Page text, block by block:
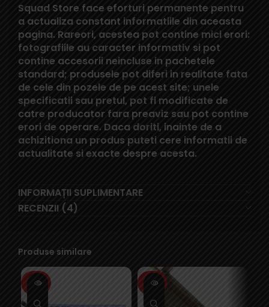
Squad Store face eforturi permanente pentru
a actualiza constant informatiile din aceasta
pagina. Rareori, acestea pot contine mici erori:
fotografiile au caracter informativ si pot
contine accesorii neincluse in pachetele
standard; produsele pot diferi in realitate fata
de cele din pozele de pe acest site; unele
specificatii sau pretul, pot fi modificate de
catre producator fara preaviz sau pot contine
erori de operare. Daca doriti, inainte de a
achizitiona un produs puteti cere informatii de
actualitate si exacte despre acesta.
INFORMAȚII SUPLIMENTARE
RECENZII (4)
Produse similare
SOLD
OUT
SOLD
OUT